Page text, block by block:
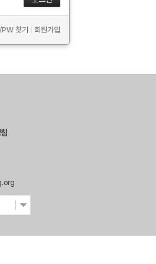
찾기 회원가입